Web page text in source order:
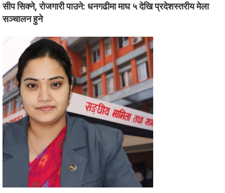
सीप सिक्ने, रोजगारी पाउने: धनगढीमा माघ ५ देखि प्रदेशस्तरीय मेला
सञ्चालन हुने